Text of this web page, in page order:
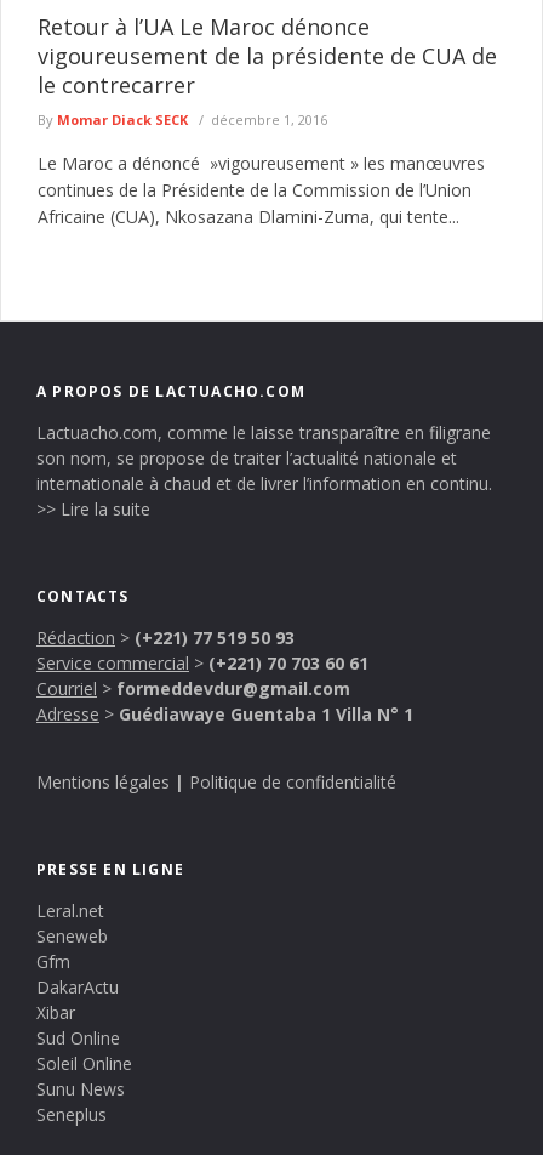
Retour à l’UA Le Maroc dénonce
vigoureusement de la présidente de CUA de
le contrecarrer
By Momar Diack SECK décembre 1, 2016
Le Maroc a dénoncé »vigoureusement » les manœuvres
continues de la Présidente de la Commission de l’Union
Africaine (CUA), Nkosazana Dlamini-Zuma, qui tente...
A PROPOS DE LACTUACHO.COM
Lactuacho.com, comme le laisse transparaître en filigrane
son nom, se propose de traiter l’actualité nationale et
internationale à chaud et de livrer l’information en continu.
>> Lire la suite
CONTACTS
Rédaction > (+221) 77 519 50 93
Service commercial > (+221) 70 703 60 61
Courriel > formeddevdur@gmail.com
Adresse > Guédiawaye Guentaba 1 Villa N° 1
Mentions légales | Politique de confidentialité
PRESSE EN LIGNE
Leral.net
Seneweb
Gfm
DakarActu
Xibar
Sud Online
Soleil Online
Sunu News
Seneplus